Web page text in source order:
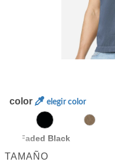
color elegir color
Faded Black
TAMAÑO